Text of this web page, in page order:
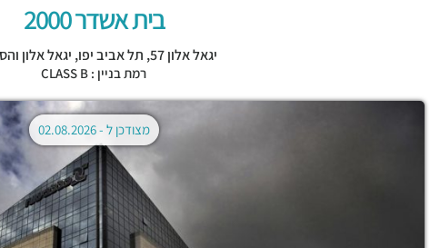
בית אשדר 2000
יגאל אלון 57, תל אביב יפו, יגאל אלון
רמת בניין : CLASS B
מצודכן ל -02.08.2026